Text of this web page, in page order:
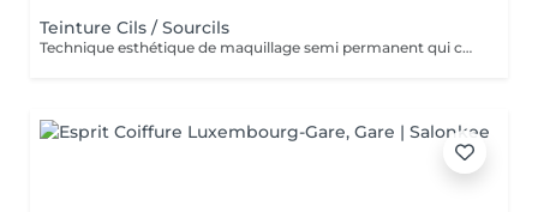
Teinture Cils / Sourcils
Technique esthétique de maquillage semi permanent qui consiste à teindre vos cils et vos sourcils pour accentuer et intensifier votre regard.